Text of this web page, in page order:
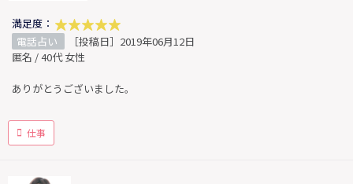
満足度：
電話占い
［投稿日］2019年06月12日
匿名 / 40代 女性
ありがとうございました。
仕事